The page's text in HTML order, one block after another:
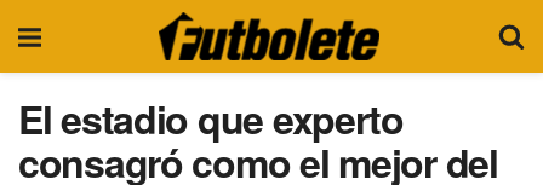
El estadio que experto
consagró como el mejor del